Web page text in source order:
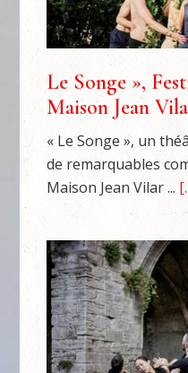
Le Songe »,
Maison Jean
« Le Songe », un
de remarquables
Maison Jean Vilar ...